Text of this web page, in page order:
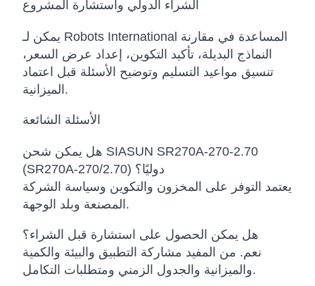
الشراء الدولي واستشارة المشروع
يمكن لـ Robots International المساعدة في مقارنة
النماذج البديلة، تأكيد التكوين، إعداد عرض السعر،
تنسيق مواعيد التسليم وتوضيح الأسئلة قبل اعتماد
الميزانية.
الأسئلة الشائعة
هل يمكن شحن SIASUN SR270A-270-2.70
(SR270A-270/2.70) دوليًا؟
يعتمد التوفر على المخزون والتكوين وسياسة الشركة
المصنعة وبلد الوجهة.
هل يمكن الحصول على استشارة قبل الشراء؟
نعم. من المفيد مشاركة التطبيق والبيئة والكمية
والميزانية والجدول الزمني ومتطلبات التكامل.